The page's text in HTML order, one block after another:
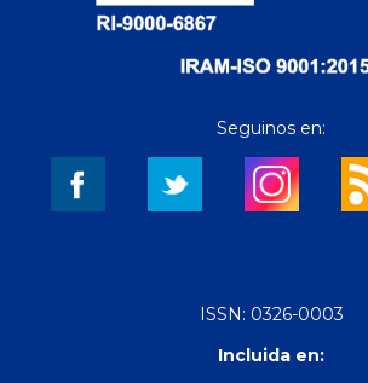
Seguinos en:
ISSN: 0326-0003
Incluida en: